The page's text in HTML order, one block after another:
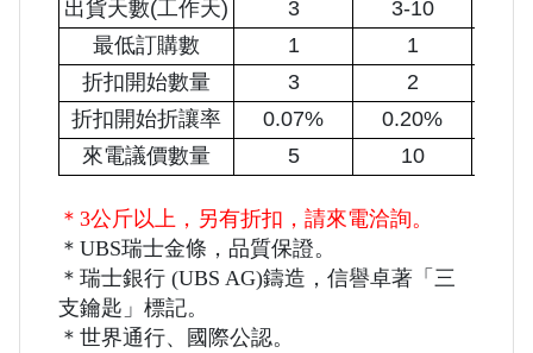
出貨天數(工作天) 3 3-10
最低訂購數
1 1
折扣開始數量
3 2
折扣開始折讓率
0.07% 0.20%
來電議價數量
5 10
＊3公斤以上，另有折扣，請來電洽詢。
＊UBS瑞士金條，品質保證。
＊瑞士銀行 (UBS AG)鑄造，信譽卓著「三
支鑰匙」標記。
＊世界通行、國際公認。